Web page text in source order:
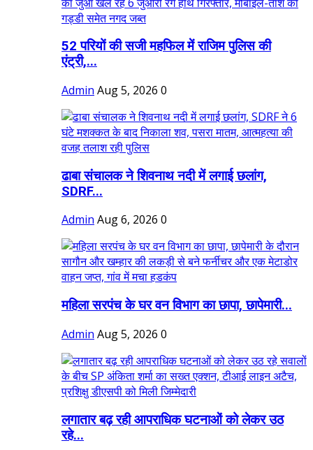
52 परियों की सजी महफिल में राजिम पुलिस की
एंट्री,...
Admin Aug 5, 2026 0
ढाबा संचालक ने शिवनाथ नदी में लगाई छलांग,
SDRF...
Admin Aug 6, 2026 0
महिला सरपंच के घर वन विभाग का छापा, छापेमारी...
Admin Aug 5, 2026 0
लगातार बढ़ रही आपराधिक घटनाओं को लेकर उठ
रहे...